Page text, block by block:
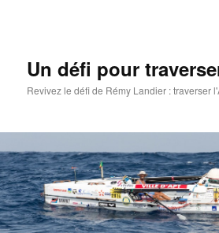
Un défi pour
Revivez le défi de Rémy Landier : traverser